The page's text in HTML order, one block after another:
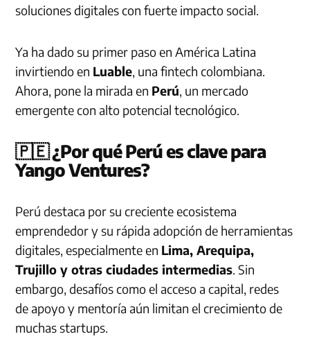
soluciones digitales con fuerte impacto social.
Ya ha dado su primer paso en América Latina
invirtiendo en Luable, una fintech colombiana.
Ahora, pone la mirada en Perú, un mercado
emergente con alto potencial tecnológico.
🇵🇪 ¿Por qué Perú es clave para
Yango Ventures?
Perú destaca por su creciente ecosistema
emprendedor y su rápida adopción de herramientas
digitales, especialmente en Lima, Arequipa,
Trujillo y otras ciudades intermedias. Sin
embargo, desafíos como el acceso a capital, redes
de apoyo y mentoría aún limitan el crecimiento de
muchas startups.